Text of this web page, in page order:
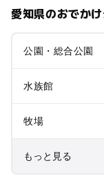
愛知県のおでか
公園・総合公園
水族館
牧場
もっと見る